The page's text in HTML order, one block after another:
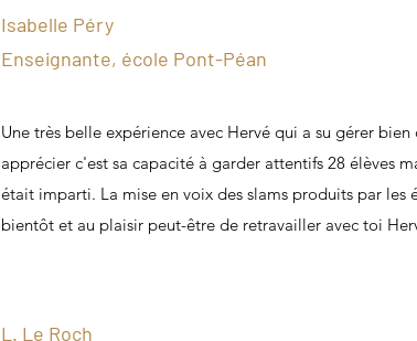
Isabelle Péry
Enseignante, école Pont-Péan
Une très belle expérience avec Hervé qui a su gérer
apprécier c'est sa capacité à garder attentifs 28 élèves
était imparti. La mise en voix des slams produits par les
bientôt et au plaisir peut-être de retravailler avec toi
L. Le Roch